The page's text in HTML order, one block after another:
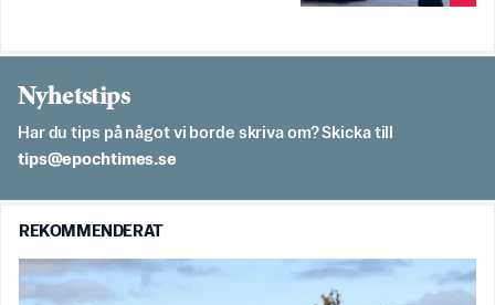
Nyhetstips
Har du tips på något vi borde skriva om? Skicka till
es.semithcope@spit
REKOMMENDERAT